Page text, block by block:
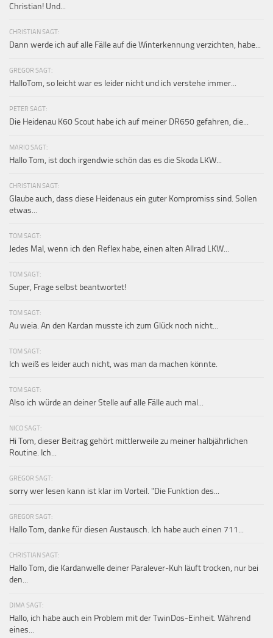
Christian! Und...
CHRISTIAN SAGT:
Dann werde ich auf alle Fälle auf die Winterkennung verzichten, habe...
GREGOR SAGT:
HalloTom, so leicht war es leider nicht und ich verstehe immer...
PETER SAGT:
Die Heidenau K60 Scout habe ich auf meiner DR650 gefahren, die...
MARIO SAGT:
Hallo Tom, ist doch irgendwie schön das es die Skoda LKW...
CHRISTIAN SAGT:
Glaube auch, dass diese Heidenaus ein guter Kompromiss sind. Sollen
etwas...
TOM SAGT:
Jedes Mal, wenn ich den Reflex habe, einen alten Allrad LKW...
TOM SAGT:
Super, Frage selbst beantwortet!
TOM SAGT:
Au weia. An den Kardan musste ich zum Glück noch nicht...
TOM SAGT:
Ich weiß es leider auch nicht, was man da machen könnte.
TOM SAGT:
Also ich würde an deiner Stelle auf alle Fälle auch mal...
NICO SAGT:
Hi Tom, dieser Beitrag gehört mittlerweile zu meiner halbjährlichen
Routine. Ich...
GREGOR SAGT:
sorry wer lesen kann ist klar im Vorteil. "Die Funktion des...
GREGOR SAGT:
Hallo Tom, danke für diesen Austausch. Ich habe auch einen 711...
CHRISTIAN SAGT:
Hallo Tom, die Kardanwelle deiner Paralever-Kuh läuft trocken, nur bei
den...
DIMA SAGT:
Hallo, ich habe auch ein Problem mit der TwinDos-Einheit. Während
eines...